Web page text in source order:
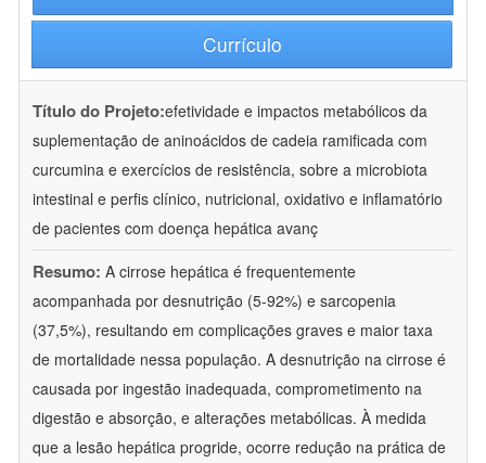
Currículo
Título do Projeto:efetividade e impactos metabólicos da
suplementação de aninoácidos de cadeia ramificada com
curcumina e exercícios de resistência, sobre a microbiota
intestinal e perfis clínico, nutricional, oxidativo e inflamatório
de pacientes com doença hepática avanç
Resumo: A cirrose hepática é frequentemente
acompanhada por desnutrição (5-92%) e sarcopenia
(37,5%), resultando em complicações graves e maior taxa
de mortalidade nessa população. A desnutrição na cirrose é
causada por ingestão inadequada, comprometimento na
digestão e absorção, e alterações metabólicas. À medida
que a lesão hepática progride, ocorre redução na prática de